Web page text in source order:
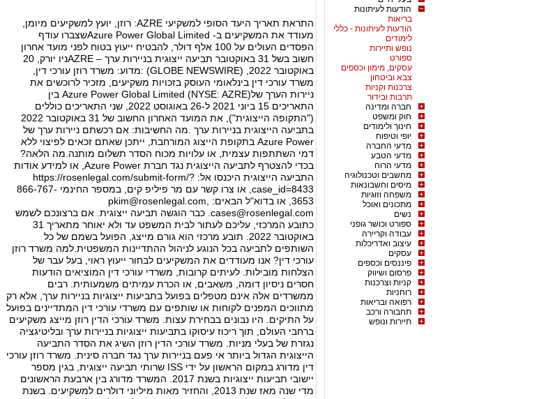
הודעות לעיתונות
בריאות
הודעות לעיתונות - כללי
לימודים
נופש ותיירות
ספורט
עסקים, מימון וכספים
צבא וביטחון
צרכנות וקניות
תרבות ובידור
חברה ומדינה
חוק ומשפט
חינוך ולימודים
יופי וטיפוח
מדעי החברה
מדעי הטבע
מדעי הרוח
מחשבים וטכנולוגיה
מיסים וחשבונאות
משפחה וזוגיות
מתכונים ואוכל
נשים
ספורט וכושר גופני
עבודה וקריירה
עיצוב ואדריכלות
עסקים
פיננסים וכספים
פרסום ושיווק
קניות וצרכנות
רוחניות
רפואה ובריאות
תחבורה ורכב
תיירות ונופש
התראת תאריך היעד הסופי למשקיעי AZRE: רוזן, יועץ למשקיעים מיומן,
מעודד את המשקיעים ב- Azure Power Global Limitedשצברו עודף
הפסדים העולים על 100 אלף דולר, להבטיח ייעוץ בטוח לפני מועד אחרון
חשוב בשל 31 באוקטובר תביעה ייצוגית בניירות ערך – AZREניו יורק, 20
באוקטובר 2022, (GLOBE NEWSWIRE) :מדוע: משרד רוזן עורכי דין,
משרד עורכי דין בינלאומי העוסק בזכויות משקיעים, מזכיר לרוכשים את
ניירות הערך שלAzure Power Global Limited (NYSE: AZRE) בין
התאריכים 15 ביוני 2021 ל-26 באוגוסט 2022, שני התאריכים כוללים
("התקופה הייצוגית"), את המועד האחרון החשוב של 31 באוקטובר 2022
בתביעה הייצוגית בניירות ערך .מה החשיבות: אם רכשתם ניירות ערך של
Azure Power בתקופת הייצוג המורחבת, ייתכן שאתם זכאים לפיצוי ללא
דמי השתתפות עצמית, או עלויות מכוח הסדר תשלום מותנה.מה הלאה?
בכדי להצטרף לתביעה הייצוגית נגד חברת Azure Power, או למידע אודות
התביעה הייצוגית היכנסו אל: https://rosenlegal.com/submit-form/?
case_id=8433, או צרו קשר עם מר פיליפ קים, במספר החינמי 866-767-
3653, או בדוא"ל הבאים:
pkim@rosenlegal.com
cases@rosenlegal.com . כבר הוגשה תביעה ייצוגית. אם ברצונכם לשמש
כתובע המרכזי, עליכם לעתור לבית המשפט עד ולא יאוחר מתאריך 31
באוקטובר 2022. תובע מרכזי הוא גורם מייצג, הפועל בשמם של כל
השותפים לתביעה בכל הנוגע לניהול ההתדיינות המשפטית.למה משרד רוזן
עורכי דין? אנו מעודדים את המשקיעים לבחור ייעוץ ראוי, בעל עבר של
הצלחות מובילות. לעיתים קרובות, משרדי עורכי דין המוציאים הודעות
חסרים ניסיון דומה, משאבים, או הכרת עמיתים משמעותית. רבים
ממשרדים אלה אינם מטפלים בפועל בתביעות ייצוגיות בניירות ערך, אלא רק
מתווכים המפנים לקוחות או שותפים עם משרדי עורכי דין המתדיינים בפועל
על התיקים. היו נבונים בבחירת עצות. משרד עורכי הדין רוזן מייצג משקיעים
ברחבי העולם, תוך ריכוז עיסוקו בתביעות ייצוגיות בניירות ערך ובליטיגציה
נגזרת של בעלי מניות. משרד עורכי הדין רוזן השיג את הסדר התביעה
הייצוגית הגדול ביותר אי פעם בניירות ערך נגד חברה סינית. משרד רוזן עורכי
דין מדורג במקום הראשון על ידי ISS שרותי תביעה ייצוגית, בגין מספר
יישובי תביעות ייצוגיות בשנת 2017. המשרד מדורג בין ארבעת הראשונים
מדי שנה מאז שנת 2013, והחזיר מאות מיליוני דולרים למשקיעים. בשנת